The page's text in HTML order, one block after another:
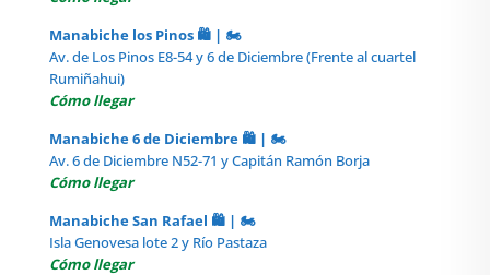
Manabiche los Pinos 🛍️ | 🏍️
Av. de Los Pinos E8-54 y 6 de Diciembre (Frente al cuartel
Rumiñahui)
Cómo llegar
Manabiche 6 de Diciembre 🛍️ | 🏍️
Av. 6 de Diciembre N52-71 y Capitán Ramón Borja
Cómo llegar
Manabiche San Rafael 🛍️ | 🏍️
Isla Genovesa lote 2 y Río Pastaza
Cómo llegar